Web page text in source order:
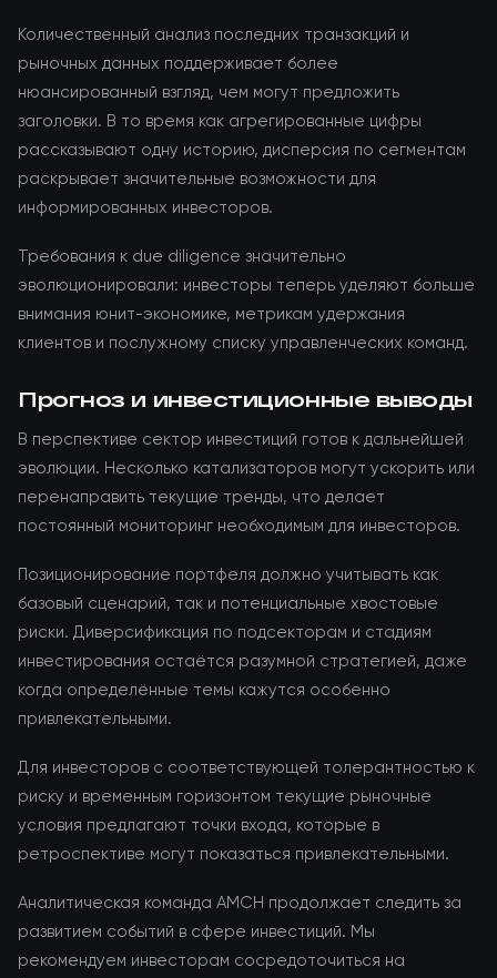
Количественный анализ последних транзакций и
рыночных данных поддерживает более
нюансированный взгляд, чем могут предложить
заголовки. В то время как агрегированные цифры
рассказывают одну историю, дисперсия по сегментам
раскрывает значительные возможности для
информированных инвесторов.
Требования к due diligence значительно
эволюционировали: инвесторы теперь уделяют больше
внимания юнит-экономике, метрикам удержания
клиентов и послужному списку управленческих команд.
Прогноз и инвестиционные выводы
В перспективе сектор инвестиций готов к дальнейшей
эволюции. Несколько катализаторов могут ускорить или
перенаправить текущие тренды, что делает
постоянный мониторинг необходимым для инвесторов.
Позиционирование портфеля должно учитывать как
базовый сценарий, так и потенциальные хвостовые
риски. Диверсификация по подсекторам и стадиям
инвестирования остаётся разумной стратегией, даже
когда определённые темы кажутся особенно
привлекательными.
Для инвесторов с соответствующей толерантностью к
риску и временным горизонтом текущие рыночные
условия предлагают точки входа, которые в
ретроспективе могут показаться привлекательными.
Аналитическая команда AMCH продолжает следить за
развитием событий в сфере инвестиций. Мы
рекомендуем инвесторам сосредоточиться на